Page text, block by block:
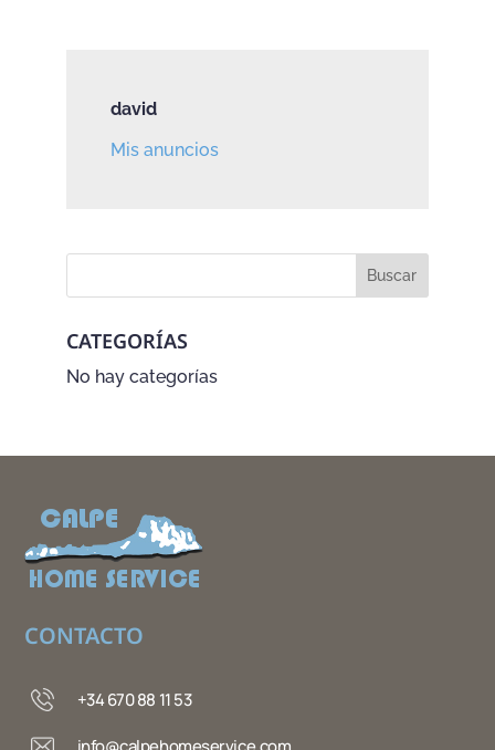
david
Mis anuncios
CATEGORÍAS
No hay categorías
CONTACTO
+34 670 88 11 53